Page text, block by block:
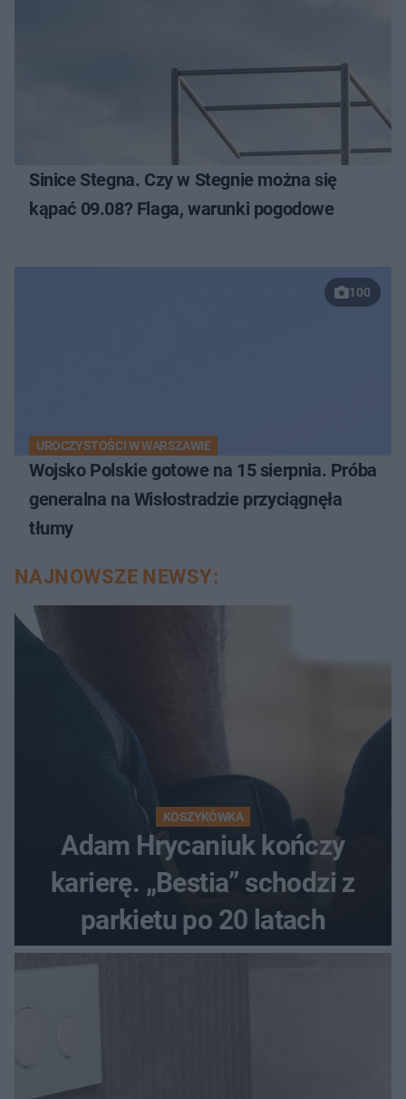
Sinice Stegna. Czy w Stegnie można się
kąpać 09.08? Flaga, warunki pogodowe
100
UROCZYSTOŚCI W WARSZAWIE
Wojsko Polskie gotowe na 15 sierpnia. Próba
generalna na Wisłostradzie przyciągnęła
tłumy
NAJNOWSZE NEWSY:
KOSZYKÓWKA
Adam Hrycaniuk kończy
karierę. „Bestia” schodzi z
parkietu po 20 latach